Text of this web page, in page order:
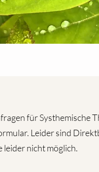
für Systhemische
Leider sind
leider nicht möglich.